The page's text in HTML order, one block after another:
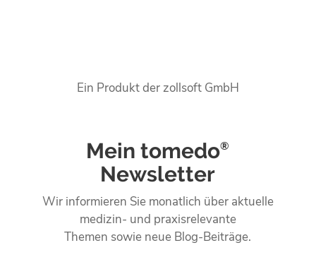
Ein Produkt der zollsoft GmbH
Mein tomedo®
Newsletter
Wir informieren Sie monatlich über aktuelle
medizin- und praxisrelevante
Themen sowie neue Blog-Beiträge.